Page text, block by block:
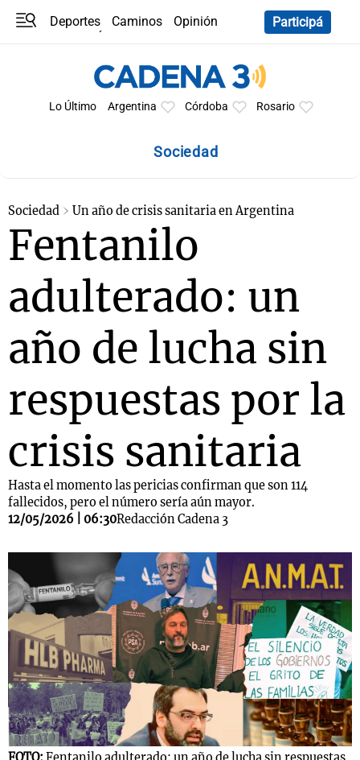
Deportes Caminos
Opinión
Participá
Lo Último Argentina Córdoba Rosario
Sociedad
Sociedad Un año de crisis sanitaria en Argentina
Fentanilo
adulterado: un
año de lucha sin
respuestas por la
crisis sanitaria
Hasta el momento las pericias confirman que son 114
fallecidos, pero el número sería aún mayor.
12/05/2026 | 06:30Redacción Cadena 3